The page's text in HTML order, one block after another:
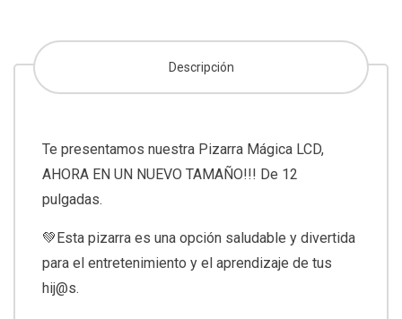
Descripción
Te presentamos nuestra Pizarra Mágica LCD,
AHORA EN UN NUEVO TAMAÑO!!! De 12
pulgadas.
💚Esta pizarra es una opción saludable y divertida
para el entretenimiento y el aprendizaje de tus
hij@s.